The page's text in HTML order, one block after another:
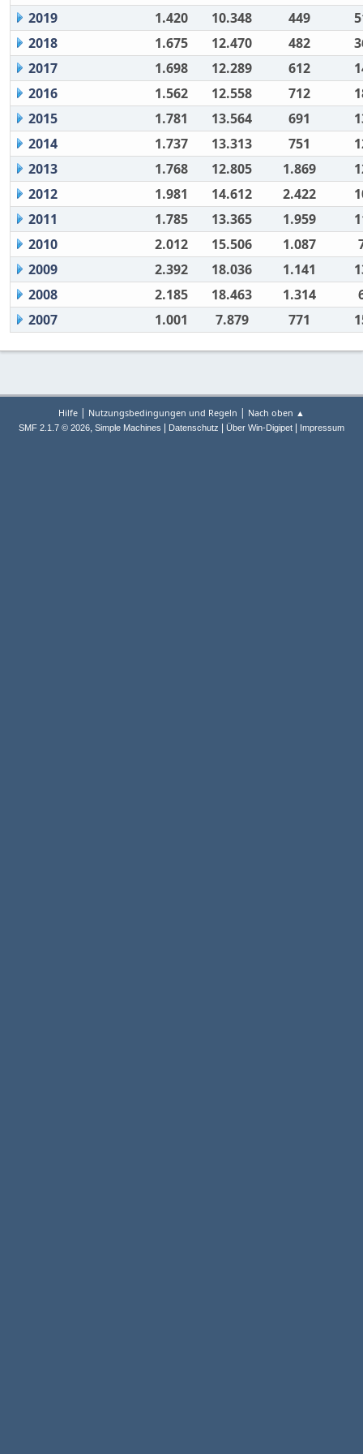
2019
1.420 10.348 449
2018
1.675 12.470 482
2017
1.698 12.289 612
2016
1.562 12.558 712
2015
1.781 13.564 691
2014
1.737 13.313 751
2013
1.768 12.805 1.869
2012
1.981 14.612 2.422
2011
1.785 13.365 1.959
2010
2.012 15.506 1.087
2009
2.392 18.036 1.141
2008
2.185 18.463 1.314
2007
1.001 7.879 771
Hilfe | Nutzungsbedingungen und Regeln | Nach oben ▲
SMF 2.1.7 © 2026, Simple Machines Datenschutz Über Win-Digipet Impressum